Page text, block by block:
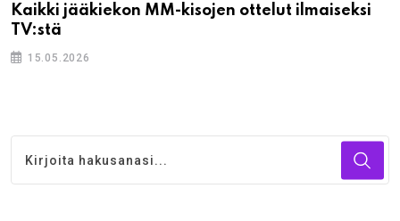
Kaikki jääkiekon MM-kisojen ottelut ilmaiseksi
TV:stä
15.05.2026